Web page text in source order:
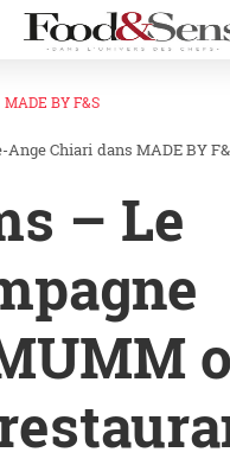
MADE BY F&S
Ange Chiari dans MADE BY
– Le